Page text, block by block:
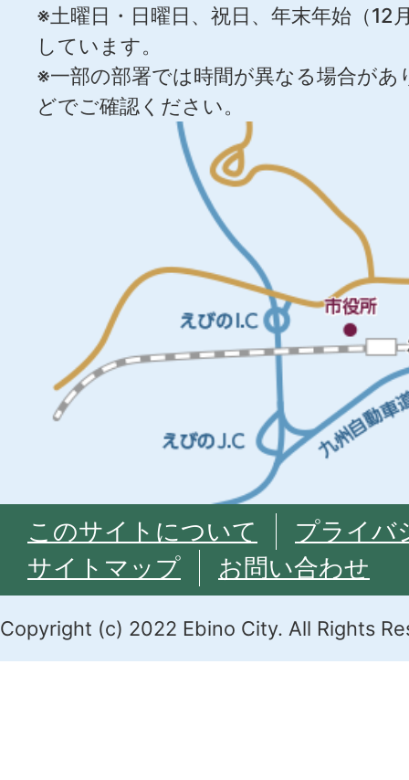
※土曜日・日曜日、祝日、年末年始（12
しています。
※一部の部署では時間が異なる場合が
どでご確認ください。
このサイトについて
プライバ
サイトマップ
お問い合わせ
Copyright (c) 2022 Ebino City. All Rights